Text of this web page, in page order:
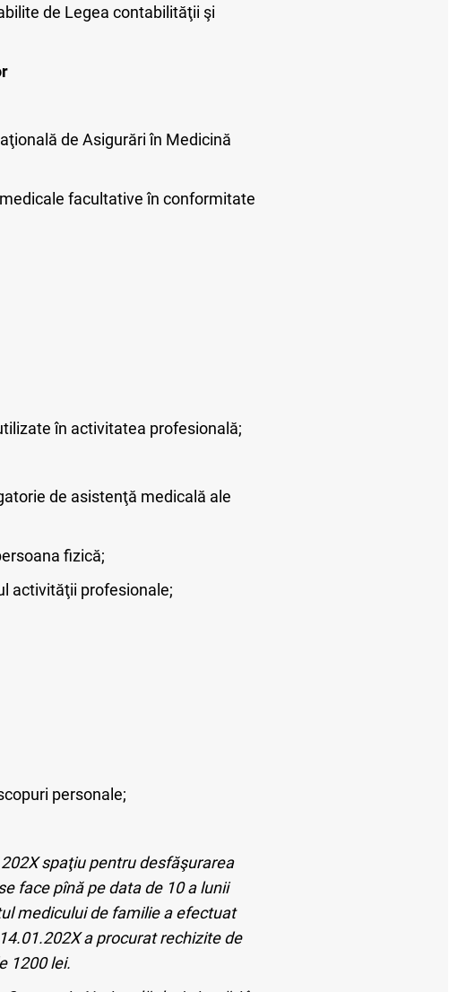
de Legea contabilităţii şi
de Asigurări în Medicină
facultative în conformitate
în activitatea profesională;
de asistenţă medicală ale
fizică;
activităţii profesionale;
personale;
spaţiu pentru desfăşurarea
face pînă pe data de 10 a lunii
medicului de familie a efectuat
a procurat rechizite de
1200 lei.